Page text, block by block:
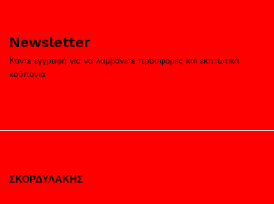
Newsletter
Κάντε εγγραφή για να λαμβάνετε προσφορές και εκπτωτικά
κούπονια
ΣΚΟΡΔΥΛΑΚΗΣ